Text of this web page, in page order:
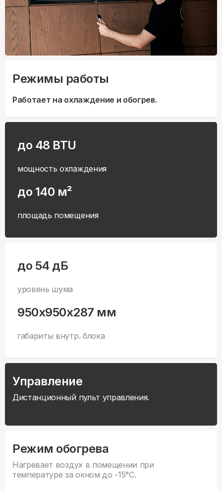
Режимы работы
Работает на охлаждение и обогрев.
до 48 BTU
мощность охлаждения
до 140 м²
площадь помещения
до 54 дБ
уровень шума
950x950x287 мм
габариты внутр. блока
Управление
Дистанционный пульт управления.
Режим обогрева
Нагревает воздух в помещении при
температуре за окном до -15°С.